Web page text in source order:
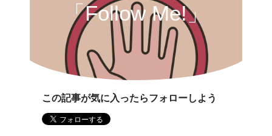
「Follow Me!」
この記事が気に入ったらフォローしよう